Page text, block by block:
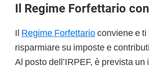
Il Regime Forfettario
Il Regime Forfettarioconviene e ti
risparmiare su imposte e
Al posto dell’IRPEF, è prevista un